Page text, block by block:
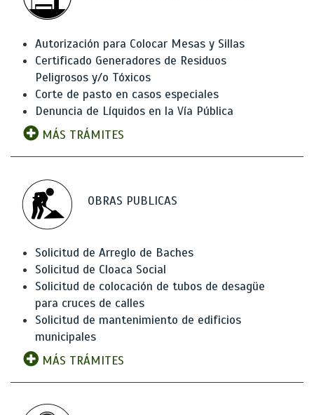
Autorización para Colocar Mesas y Sillas
Certificado Generadores de Residuos
Peligrosos y/o Tóxicos
Corte de pasto en casos especiales
Denuncia de Líquidos en la Vía Pública
MÁS TRÁMITES
OBRAS PUBLICAS
Solicitud de Arreglo de Baches
Solicitud de Cloaca Social
Solicitud de colocación de tubos de desagüe
para cruces de calles
Solicitud de mantenimiento de edificios
municipales
MÁS TRÁMITES